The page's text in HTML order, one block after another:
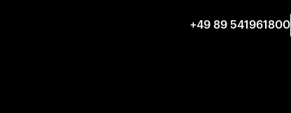
+49 89 541961800